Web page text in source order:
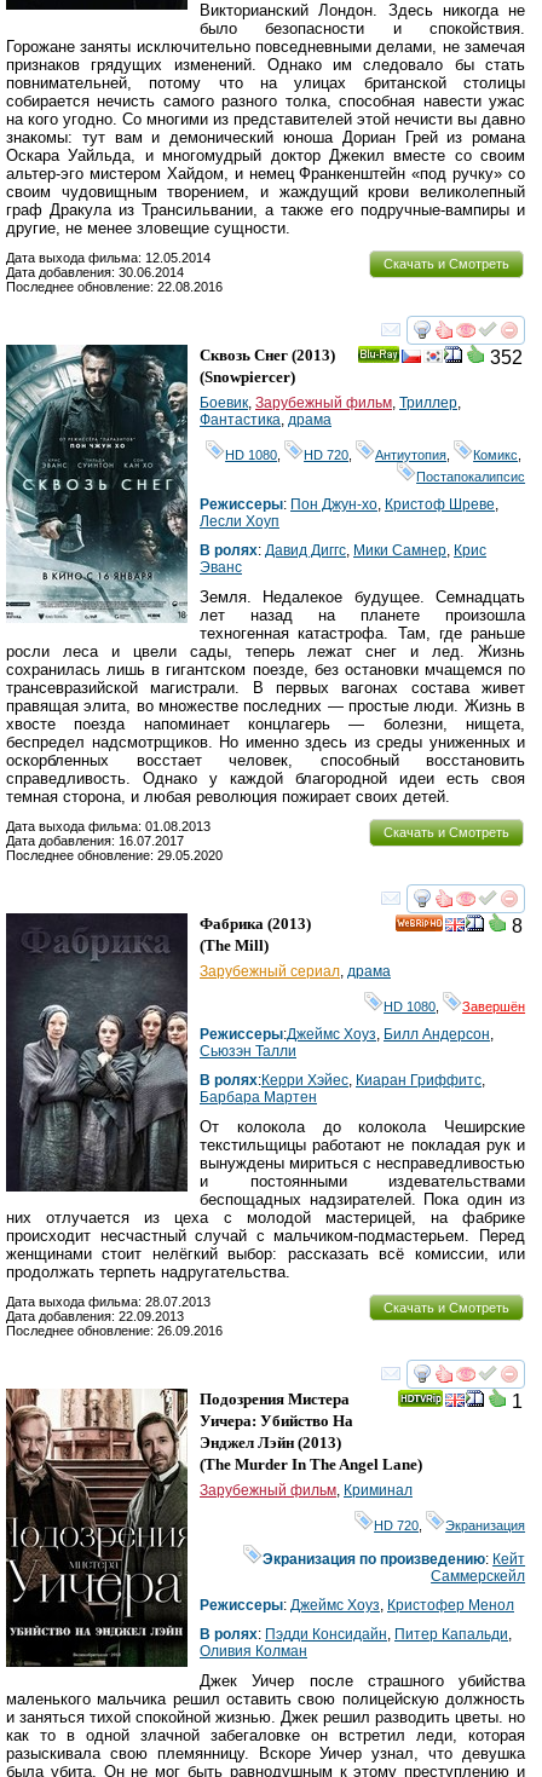
Викторианский Лондон. Здесь никогда не
было безопасности и спокойствия.
Горожане заняты исключительно повседневными делами, не замечая
признаков грядущих изменений. Однако им следовало бы стать
повнимательней, потому что на улицах британской столицы
собирается нечисть самого разного толка, способная навести ужас
на кого угодно. Со многими из представителей этой нечисти вы давно
знакомы: тут вам и демонический юноша Дориан Грей из романа
Оскара Уайльда, и многомудрый доктор Джекил вместе со своим
альтер-эго мистером Хайдом, и немец Франкенштейн «под ручку» со
своим чудовищным творением, и жаждущий крови великолепный
граф Дракула из Трансильвании, а также его подручные-вампиры и
другие, не менее зловещие сущности.
Скачать и Смотреть
Дата выхода фильма: 12.05.2014
Дата добавления: 30.06.2014
Последнее обновление: 22.08.2016
смотреть
352
Сквозь Снег (2013)
(Snowpiercer)
Боевик, Зарубежный фильм, Триллер,
Фантастика, драма
HD 1080 HD 720 Антиутопия Комикс
Постапокалипсис
Режиссеры: Пон Джун-хо, Кристоф Шреве,
Лесли Хоуп
В ролях: Давид Диггс, Мики Самнер, Крис
Эванс
Земля. Недалекое будущее. Семнадцать
лет назад на планете произошла
техногенная катастрофа. Там, где раньше
росли леса и цвели сады, теперь лежат снег и лед. Жизнь
сохранилась лишь в гигантском поезде, без остановки мчащемся по
трансевразийской магистрали. В первых вагонах состава живет
правящая элита, во множестве последних — простые люди. Жизнь в
хвосте поезда напоминает концлагерь — болезни, нищета,
беспредел надсмотрщиков. Но именно здесь из среды униженных и
оскорбленных восстает человек, способный восстановить
справедливость. Однако у каждой благородной идеи есть своя
темная сторона, и любая революция пожирает своих детей.
Скачать и Смотреть
Дата выхода фильма: 01.08.2013
Дата добавления: 16.07.2017
Последнее обновление: 29.05.2020
смотреть
8
Фабрика (2013)
(The Mill)
Зарубежный сериал, драма
HD 1080 Завершён
Режиссеры:Джеймс Хоуз, Билл Андерсон,
Сьюзэн Талли
В ролях:Керри Хэйес, Киаран Гриффитс,
Барбара Мартен
От колокола до колокола Чеширские
текстильщицы работают не покладая рук и
вынуждены мириться с несправедливостью
и постоянными издевательствами
беспощадных надзирателей. Пока один из
них отлучается из цеха с молодой мастерицей, на фабрике
происходит несчастный случай с мальчиком-подмастерьем. Перед
женщинами стоит нелёгкий выбор: рассказать всё комиссии, или
продолжать терпеть надругательства.
Скачать и Смотреть
Дата выхода фильма: 28.07.2013
Дата добавления: 22.09.2013
Последнее обновление: 26.09.2016
смотреть
1
Подозрения Мистера
Уичера: Убийство На
Энджел Лэйн (2013)
(The Murder In The Angel Lane)
Зарубежный фильм Криминал
HD 720 Экранизация
Экранизация по произведению: Кейт
Саммерскейл
Режиссеры: Джеймс Хоуз Кристофер Менол
В ролях: Пэдди Консидайн Питер Капальди
Оливия Колман
Джек Уичер после страшного убийства
маленького мальчика решил оставить свою полицейскую должность
и заняться тихой спокойной жизнью. Джек решил разводить цветы. но
как то в одной злачной забегаловке он встретил леди, которая
разыскивала свою племянницу. Вскоре Уичер узнал, что девушка
была убита. Он не мог быть равнодушным к этому преступлению и